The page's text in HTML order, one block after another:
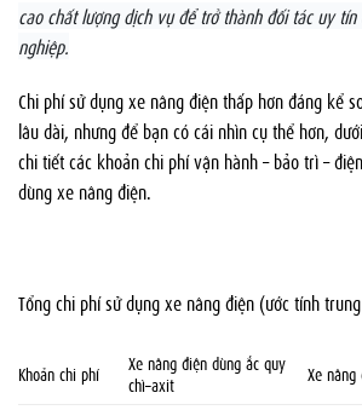
cao chất lượng dịch vụ để trở thành đối tác uy
nghiệp.
Chi phí sử dụng xe nâng điện thấp hơn đáng kể
lâu dài, nhưng để bạn có cái nhìn cụ thể hơn,
chi tiết các khoản chi phí vận hành – bảo trì –
dùng xe nâng điện.
Tổng chi phí sử dụng xe nâng điện (ước tính
Khoản chi phí
Xe nâng điện dùng ắc quy
chì–axit
Xe